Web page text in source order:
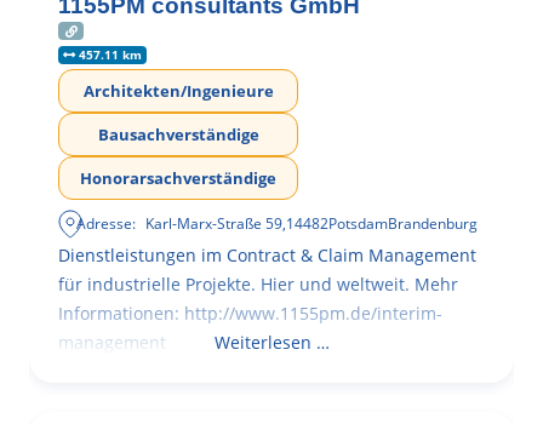
1155PM consultants GmbH
457.11 km
Architekten/Ingenieure
Bausachverständige
Honorarsachverständige
Adresse: Karl-Marx-Straße 59,14482PotsdamBrandenburg
Dienstleistungen im Contract & Claim Management
für industrielle Projekte. Hier und weltweit. Mehr
Informationen: http://www.1155pm.de/interim-
management
Weiterlesen …